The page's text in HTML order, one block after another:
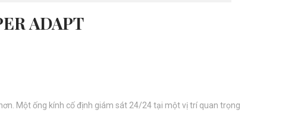
ADAPT
Một ống kính cố định giám sát 24/24 tại một vị trí quan trọng